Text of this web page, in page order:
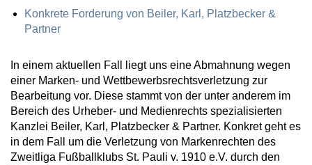
Konkrete Forderung von Beiler, Karl, Platzbecker &
Partner
In einem aktuellen Fall liegt uns eine Abmahnung wegen
einer Marken- und Wettbewerbsrechtsverletzung zur
Bearbeitung vor. Diese stammt von der unter anderem im
Bereich des Urheber- und Medienrechts spezialisierten
Kanzlei Beiler, Karl, Platzbecker & Partner. Konkret geht es
in dem Fall um die Verletzung von Markenrechten des
Zweitliga Fußballklubs St. Pauli v. 1910 e.V. durch den